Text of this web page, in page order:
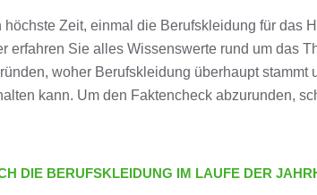
höchste Zeit, einmal die Berufskleidung für das
erfahren Sie alles Wissenswerte rund um das
woher Berufskleidung überhaupt
kann. Um den Faktencheck abzurunden,
DIE BERUFSKLEIDUNG IM LAUFE DER